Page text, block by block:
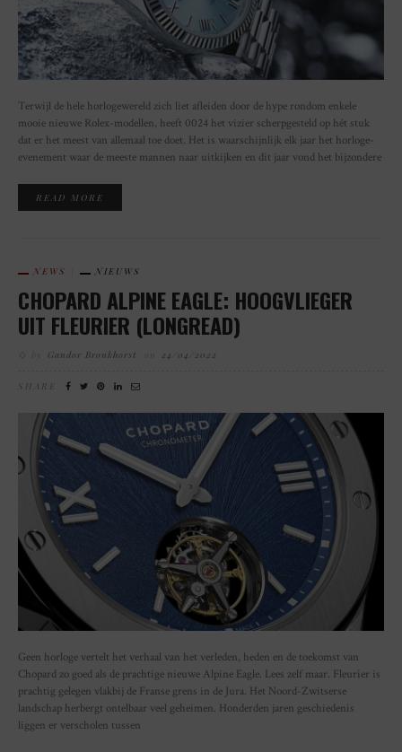
Terwijl de hele horlogewereld zich liet afleiden door de hype rondom enkele
mooie nieuwe Rolex-modellen, heeft 0024 het vizier scherpgesteld op hét stuk
dat er het meest van allemaal toe doet. Het is waarschijnlijk elk jaar het horloge-
evenement waar de meeste mannen naar uitkijken en dit jaar vond het bijzondere
READ MORE
NEWS NIEUWS
CHOPARD ALPINE EAGLE: HOOGVLIEGER
UIT FLEURIER (LONGREAD)
Gandor Bronkhorst 24/04/2022
SHARE
Geen horloge vertelt het verhaal van het verleden, heden en de toekomst van
Chopard zo goed als de prachtige nieuwe Alpine Eagle. Lees zelf maar. Fleurier is
prachtig gelegen vlakbij de Franse grens in de Jura. Het Noord-Zwitserse
landschap herbergt ontelbaar veel geheimen. Honderden jaren geschiedenis
liggen er verscholen tussen